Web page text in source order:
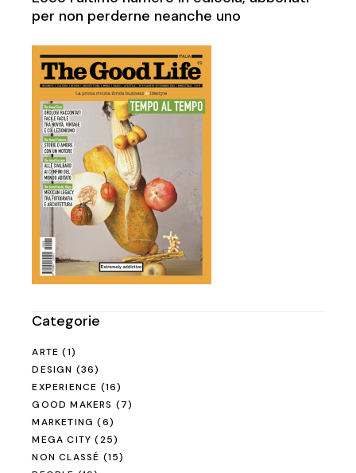
per non perderne neanche uno
Categorie
ARTE (1)
DESIGN (36)
EXPERIENCE (16)
GOOD MAKERS (7)
MARKETING (6)
MEGA CITY (25)
NON CLASSÉ (15)